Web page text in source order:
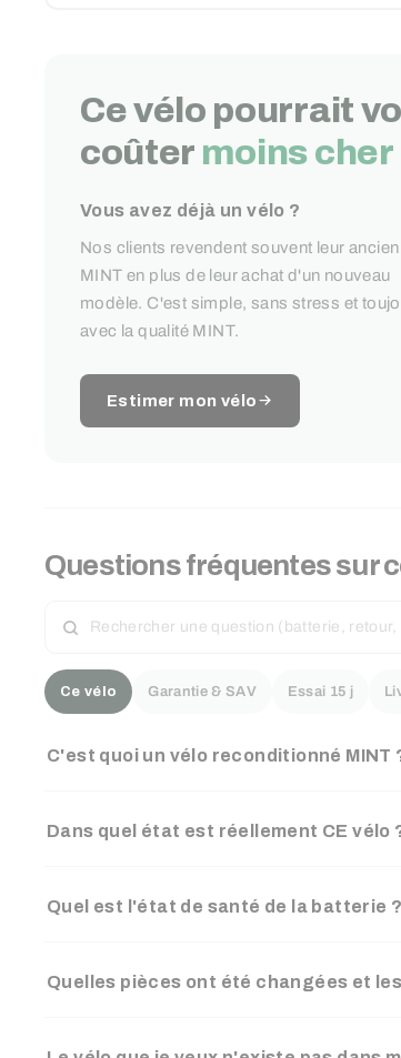
Ce vélo pourrait
coûter moins cher
Vous avez déjà un vélo ?
Nos clients revendent souvent leur
MINT en plus de leur achat d'un nouveau
modèle. C'est simple, sans stress et
avec la qualité MINT.
Estimer mon vélo
Questions fréquentes sur
UNE
Ce vélo Garantie & SAV Essai 15 j
C'est quoi un vélo reconditionné MINT
Dans quel état est réellement CE vélo
Quel est l'état de santé de la batterie ?
Quelles pièces ont été changées et